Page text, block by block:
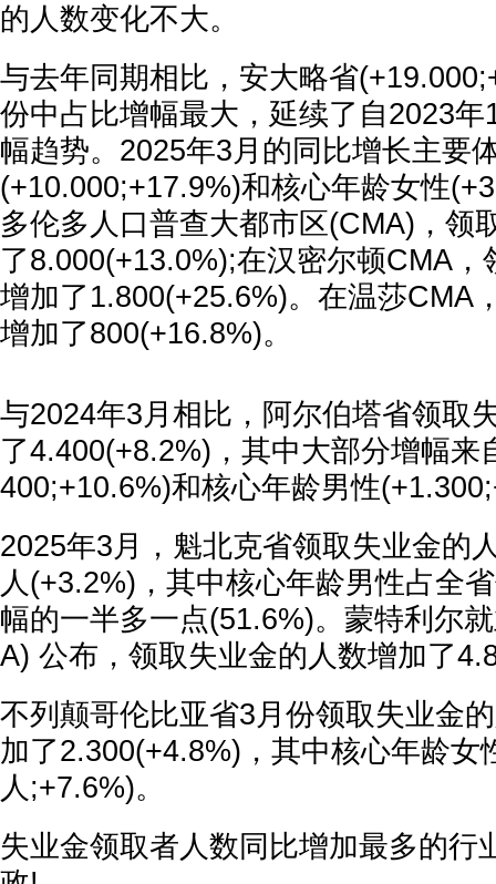
的人数变化不大。
与去年同期相比，安大略省
份中占比增幅最大，延续了自2023
幅趋势。2025年3月的同比增长主要
(+10.000;+17.9%)和核心年龄女性
多伦多人口普查大都市区(CMA)，领
了8.000(+13.0%);在汉密尔顿CMA，
增加了1.800(+25.6%)。在温莎CMA
增加了800(+16.8%)。
与2024年3月相比，阿尔伯塔省领取
了4.400(+8.2%)，其中大部分增幅来
400;+10.6%)和核心年龄男性
2025年3月，魁北克省领取失业金的
人(+3.2%)，其中核心年龄男性占全
幅的一半多一点(51.6%)。蒙特利尔
A) 公布，领取失业金的人数增加了
不列颠哥伦比亚省3月份领取失业金
加了2.300(+4.8%)，其中核心年龄女
人;+7.6%)。
失业金领取者人数同比增加最多的行